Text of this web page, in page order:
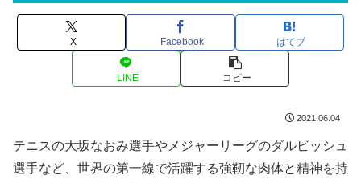
X Facebook はてブ
LINE コピー
2021.06.04
テニスの大坂なおみ選手やメジャーリーグのダルビッシュ
選手など、世界の第一線で活躍する強靭な肉体と精神を持